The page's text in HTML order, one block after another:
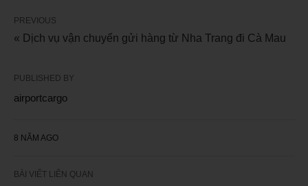
PREVIOUS
« Dịch vụ vận chuyển gửi hàng từ Nha Trang đi Cà Mau
PUBLISHED BY
airportcargo
8 NĂM AGO
BÀI VIẾT LIÊN QUAN